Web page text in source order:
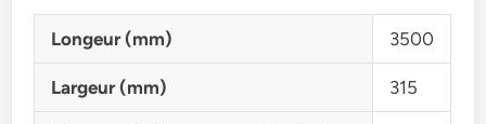
Longeur (mm) 3500
Largeur (mm) 315